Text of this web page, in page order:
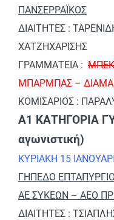
ΠΑΝΣΕΡΡΑΪΚΟΣ
ΔΙΑΙΤΗΤΕΣ :
ΧΑΤΖΗΧΑΡΙΣΗΣ
ΓΡΑΜΜΑΤΕΙΑ :
ΜΠΑΡΜΠΑΣ –
ΚΟΜΙΣΑΡΙΟΣ :
Α1 ΚΑΤΗΓΟΡΙΑ
αγωνιστική)
ΚΥΡΙΑΚΗ 15
ΓΗΠΕΔΟ
ΑΕ ΣΥΚΕΩΝ – ΑΕΟ
ΔΙΑΙΤΗΤΕΣ :